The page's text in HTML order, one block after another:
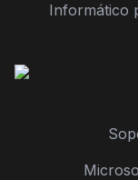
Informático